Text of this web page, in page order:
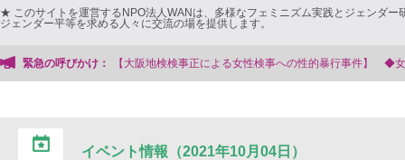
★ このサイトを運営するNPO法人WANは、多様なフェミニズム実践とジェンダー
ジェンダー平等を求める人々に交流の場を提供します。
緊急の呼びかけ：
大阪地検検事正による女性検事への性的暴行事件】 ◆女性検事を支援する会事
イベント情報（2021年10月04日）